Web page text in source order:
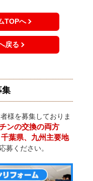
TOPへ
戻る
集
様を募集しておりま
ンの交換の両方
葉県、九州主要地
募ください。